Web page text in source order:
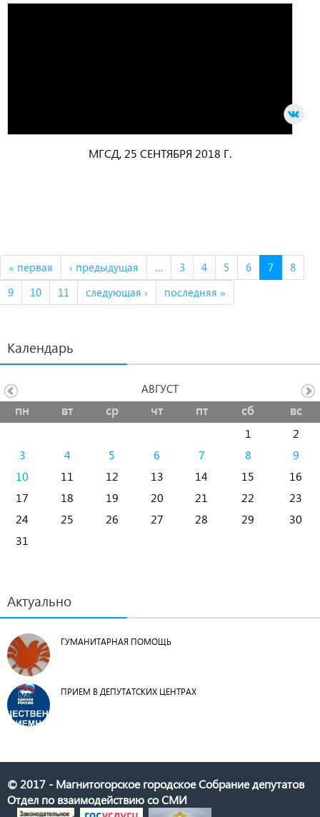
МГСД, 25 СЕНТЯБРЯ 2018 Г.
« первая ‹ предыдущая … 3 4 5 6 7
8
9
10 11 следующая › последняя »
Календарь
пн вт ср чт пт сб вс
1
2
3
4 5 6 7 8
9
10
11 12 13 14 15
16
17
18 19 20 21 22
23
24
25 26 27 28 29
30
31
АВГУСТ
Актуально
ГУМАНИТАРНАЯ ПОМОЩЬ
ПРИЕМ В ДЕПУТАТСКИХ ЦЕНТРАХ
© 2017 - Магнитогорское городское Собрание депутатов
Отдел по взаимодействию со СМИ